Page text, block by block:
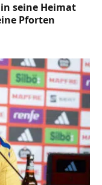
seine Heimat
Pforten